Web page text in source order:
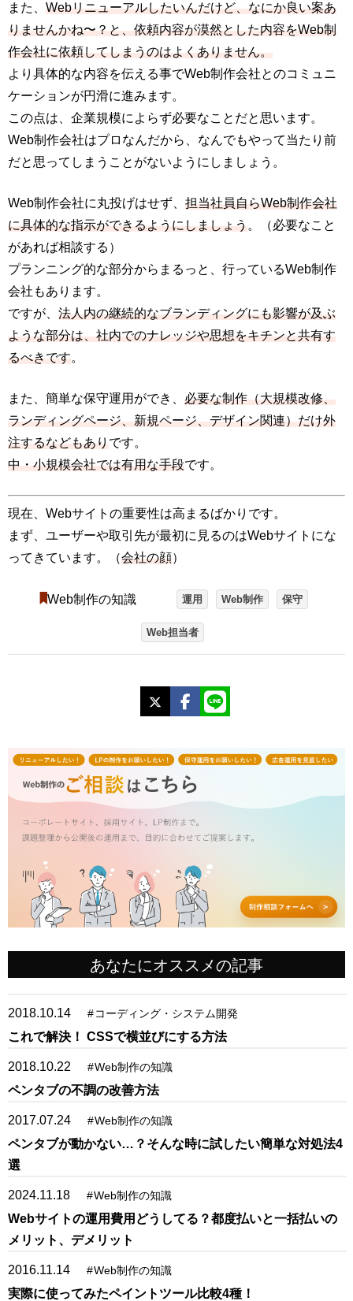
また、 Webリニューアルしたいんだけど、なにか良い案あ
りませんかね〜？と、依頼内容が漠然とした内容をWeb制
作会社に依頼してしまうのはよくありません。
より具体的な内容を伝える事でWeb制作会社とのコミュニ
ケーションが円滑に進みます。
この点は、企業規模によらず必要なことだと思います。
Web制作会社はプロなんだから、なんでもやって当たり前
だと思ってしまうことがないようにしましょう。
Web制作会社に丸投げはせず、 担当社員自らWeb制作会社
に具体的な指示ができるようにしましょう。（必要なこと
があれば相談する）
プランニング的な部分からまるっと、行っているWeb制作
会社もあります。
ですが、 法人内の継続的なブランディングにも影響が及ぶ
ような部分は、社内でのナレッジや思想をキチンと共有す
るべきです。
また、簡単な保守運用ができ、 必要な制作（大規模改修、
ランディングページ、新規ページ、デザイン関連）だけ外
注するなどもありです。
中・小規模会社では有用な手段です。
現在、Webサイトの重要性は高まるばかりです。
まず、ユーザーや取引先が最初に見るのはWebサイトにな
ってきています。（会社の顔）
Web制作の知識 運用 Web制作 保守
Web担当者
Facebook
あなたにオススメの記事
2018.10.14 #コーディング・システム開発
これで解決！ CSSで横並びにする方法
2018.10.22 #Web制作の知識
ペンタブの不調の改善方法
2017.07.24 #Web制作の知識
ペンタブが動かない…？そんな時に試したい簡単な対処法4
選
2024.11.18 #Web制作の知識
Webサイトの運用費用どうしてる？都度払いと一括払いの
メリット、デメリット
2016.11.14 #Web制作の知識
実際に使ってみたペイントツール比較4種！